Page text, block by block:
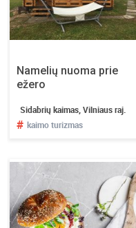
Namelių nuoma prie
ežero
Sidabrių kaimas, Vilniaus raj.
# kaimo turizmas